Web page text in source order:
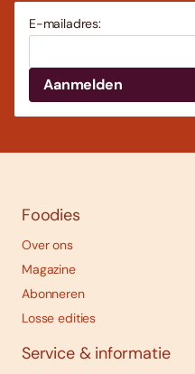
E-mailadres:
Foodies
Over ons
Magazine
Abonneren
Losse edities
Service & informatie